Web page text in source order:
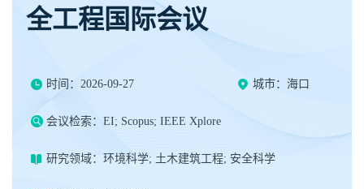
全工程国际会议
时间：2026-09-27 城市：海口
会议检索：EI; Scopus; IEEE Xplore
研究领域：环境科学; 土木建筑工程; 安全科学